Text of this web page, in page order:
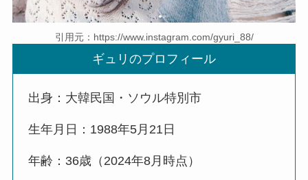
引用元：https://www.instagram.com/gyuri_88/
ギュリのプロフィール
出身：大韓民国・ソウル特別市
生年月日：1988年5月21日
年齢：36歳（2024年8月時点）